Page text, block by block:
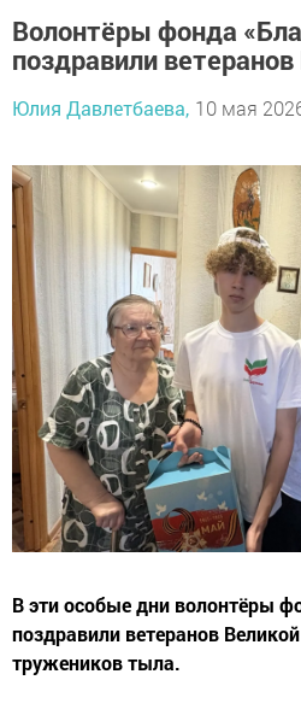
Волонтёры фонда
поздравили
Юлия Давлетбаева, 10 мая
В эти особые дни волонтёры
поздравили ветеранов
тружеников тыла.